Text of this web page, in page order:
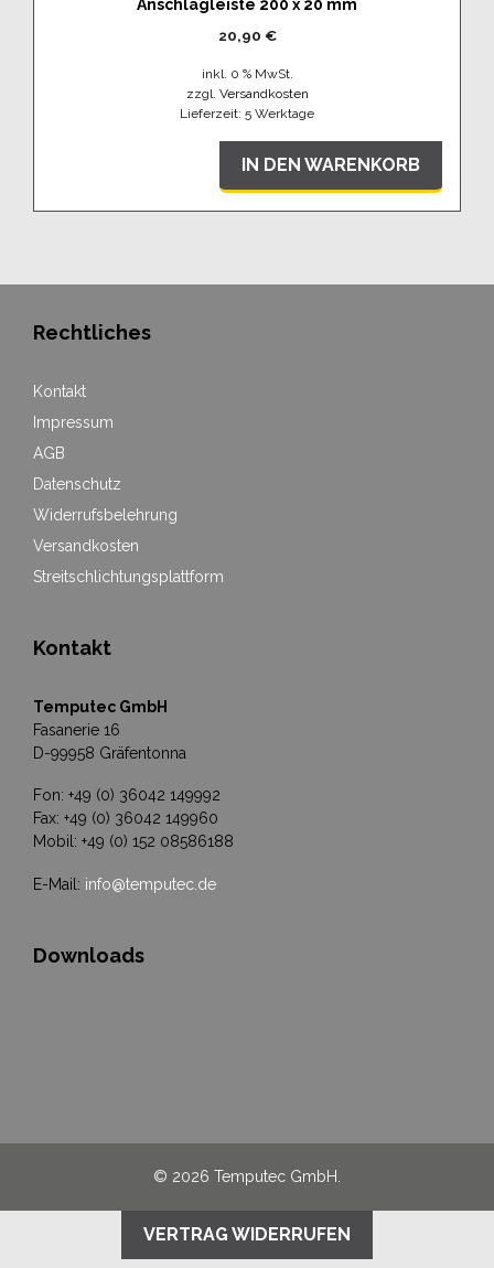
Anschlagleiste 200 x 20 mm
20,90 €
inkl. 0 % MwSt.
zzgl. Versandkosten
Lieferzeit: 5 Werktage
IN DEN WARENKORB
Rechtliches
Kontakt
Impressum
AGB
Datenschutz
Widerrufsbelehrung
Versandkosten
Streitschlichtungsplattform
Kontakt
Temputec GmbH
Fasanerie 16
D-99958 Gräfentonna
Fon: +49 (0) 36042 149992
Fax: +49 (0) 36042 149960
Mobil: +49 (0) 152 08586188
E-Mail: info@temputec.de
Downloads
© 2026 Temputec GmbH.
VERTRAG WIDERRUFEN